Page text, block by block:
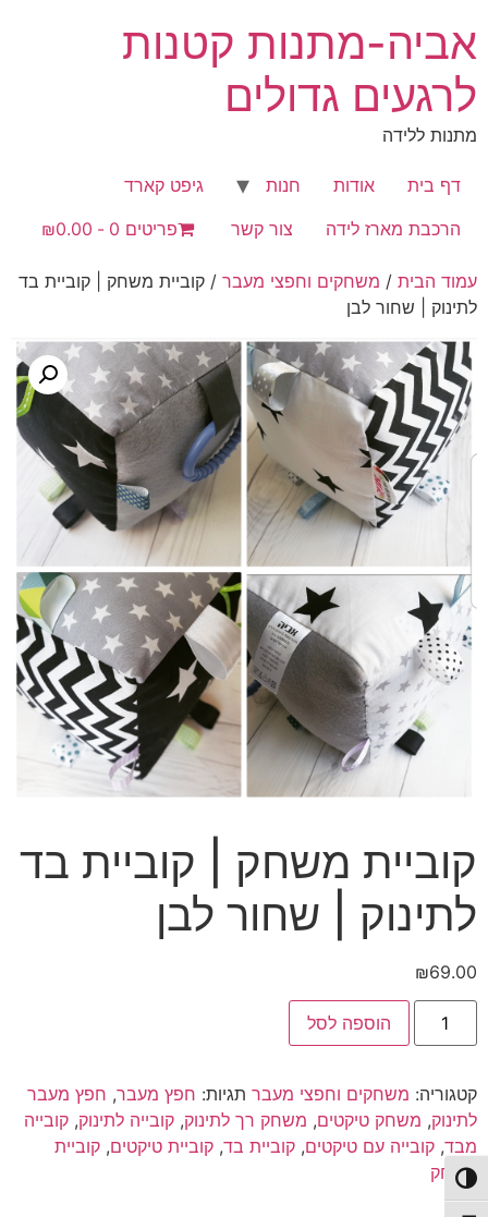
הפעל/כבה ניגודיות גבוהה
לתוכן
אביה-מתנות קטנות
לרגעים גדולים
מתנות ללידה
דף בית אודות חנות
גיפט קארד
הרכבת מארז לידה
צור קשר פריטים 0 ₪0.00
עמוד הבית / משחקים וחפצי מעבר / קוביית משחק | קוביית בד
לתינוק | שחור לבן
קוביית משחק | קוביית בד
לתינוק | שחור לבן
₪69.00
כמות
קוביית
קוביית
בד
לתינוק
|
שחור
לבן
הוספה לסל
קטגוריה: משחקים וחפצי מעבר תגיות: חפץ מעבר, חפץ מעבר
לתינוק, משחק טיקטים, משחק רך לתינוק, קובייה לתינוק, קובייה
מבד, קובייה עם טיקטים, קוביית בד, קוביית טיקטים, קוביית
משחק